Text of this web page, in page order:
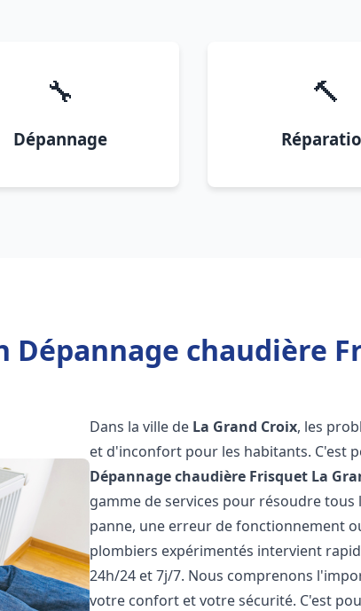
🔧
Dépannage
🔨
chaudière
Dans la ville de La Grand Croix, les
et d'inconfort pour les habitants. C'est
Dépannage chaudière Frisquet La
gamme de services pour résoudre
panne, une erreur de fonctionnement
plombiers expérimentés intervient
24h/24 et 7j/7. Nous comprenons
votre confort et votre sécurité. C'est